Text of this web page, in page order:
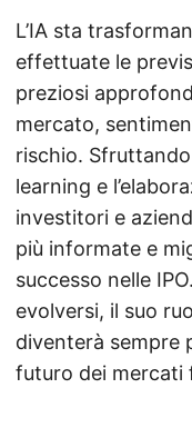
L’IA sta
effettuate le
preziosi
mercato,
rischio.
learning e
investitori e
più informate e
successo nelle
evolversi, il suo
diventerà sempre
futuro dei mercati